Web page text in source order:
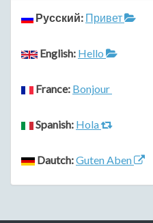
Русский: Привет
English: Hello
France: Bonjour
Spanish: Hola
Dautch:Guten Aben